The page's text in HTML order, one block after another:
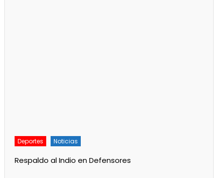
Deportes Noticias
Respaldo al Indio en Defensores